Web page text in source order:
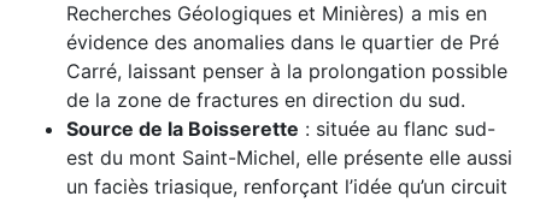
Recherches Géologiques et Minières) a mis en
évidence des anomalies dans le quartier de Pré
Carré, laissant penser à la prolongation possible
de la zone de fractures en direction du sud.
Source de la Boisserette : située au flanc sud-
est du mont Saint-Michel, elle présente elle aussi
un faciès triasique, renforçant l’idée qu’un circuit